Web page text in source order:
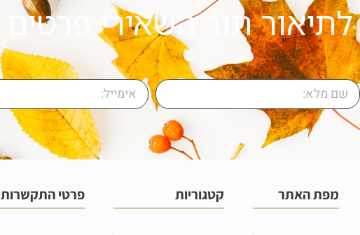
לתיאור תור השאירי פרטים
מפת האתר קטגוריות פרטי התקשרות